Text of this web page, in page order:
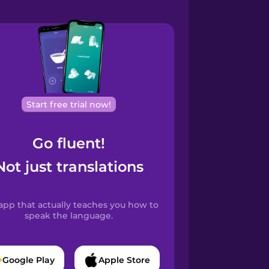
Start free trial now!
Go fluent!
just translations
that actually teaches you how to
speak the language.
Google Play Apple Store